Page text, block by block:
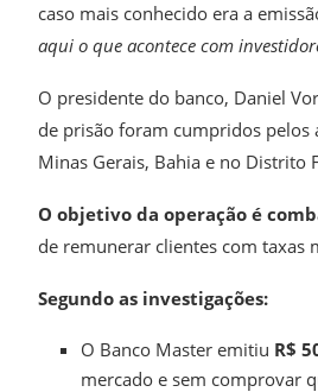
caso mais conhecido era a
aqui o que acontece com
O presidente do banco, Daniel
de prisão foram cumpridos pelos
Minas Gerais, Bahia e no Distrito
O objetivo da operação é
de remunerar clientes com taxas
Segundo as investigações:
O Banco Master emitiu R$
mercado e sem comprovar